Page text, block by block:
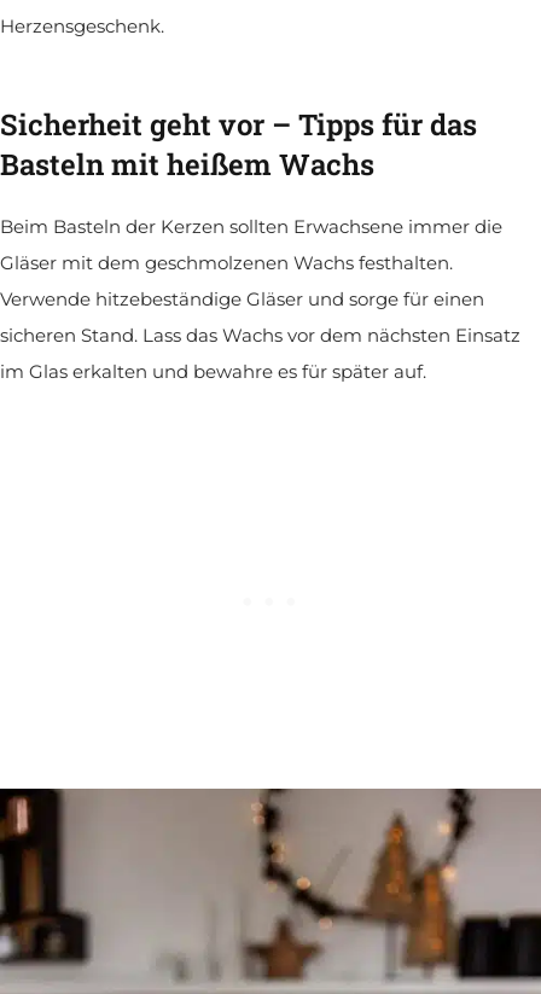
Herzensgeschenk.
Sicherheit geht vor – Tipps für das
Basteln mit heißem Wachs
Beim Basteln der Kerzen sollten Erwachsene immer die
Gläser mit dem geschmolzenen Wachs festhalten.
Verwende hitzebeständige Gläser und sorge für einen
sicheren Stand. Lass das Wachs vor dem nächsten Einsatz
im Glas erkalten und bewahre es für später auf.